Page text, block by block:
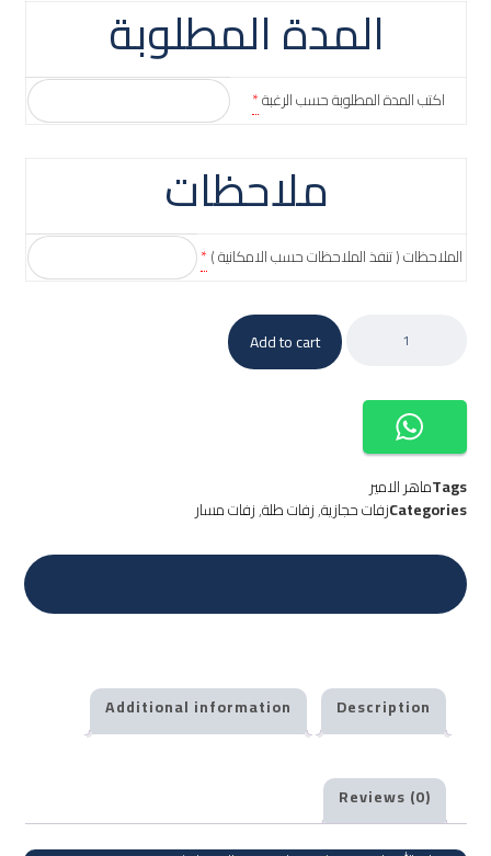
المدة المطلوبة
اكتب المدة المطلوبة حسب الرغبة*
ملاحظات
الملاحظات ( تنفذ الملاحظات حسب الامكانية )*
Add to cart
Tagsماهر الامير
Categoriesزفات حجازية,زفات طلة,زفات مسار
Description
Additional information
Reviews (0)